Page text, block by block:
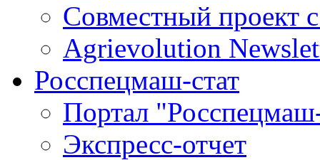
Совместный проект
Agrievolution
Росспецмаш-стат
Портал
Экспресс-отчет